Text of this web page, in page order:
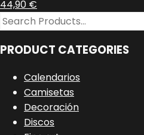
opciones
se
pueden
elegir
44,90 €
PRODUCT CATEGORIES
Calendarios
Camisetas
Decoración
Discos